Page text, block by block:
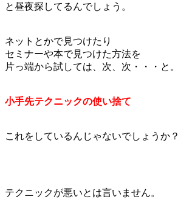
と昼夜探してるんでしょう。
ネットとかで見つけたり
セミナーや本で見つけた方法を
片っ端から試しては、次、次・・・と。
小手先テクニックの使い捨て
これをしているんじゃないでしょうか？
テクニックが悪いとは言いません。